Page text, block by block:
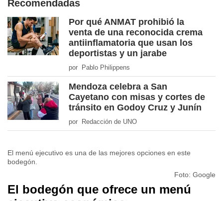
Recomendadas
Por qué ANMAT prohibió la
venta de una reconocida crema
antiinflamatoria que usan los
deportistas y un jarabe
por Pablo Philippens
Mendoza celebra a San
Cayetano con misas y cortes de
tránsito en Godoy Cruz y Junín
por Redacción de UNO
El menú ejecutivo es una de las mejores opciones en este
bodegón.
Foto: Google
El bodegón que ofrece un menú